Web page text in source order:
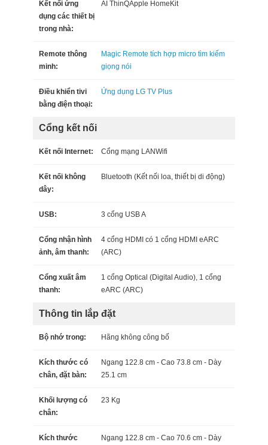
Kết nối ứng
dụng các thiết bị
trong nhà:
AI ThinQApple HomeKit
Remote thông
minh:
Magic Remote tích hợp micro tìm kiếm
giọng nói
Điều khiển tivi
bằng điện thoại:
Ứng dụng LG TV Plus
Cổng kết nối
Kết nối Internet: Cổng mạng LANWifi
Kết nối không
dây:
Bluetooth (Kết nối loa, thiết bị di động)
USB: 3 cổng USB A
Cổng nhận hình
ảnh, âm thanh:
4 cổng HDMI có 1 cổng HDMI eARC
(ARC)
Cổng xuất âm
thanh:
1 cổng Optical (Digital Audio), 1 cổng
eARC (ARC)
Thông tin lắp đặt
Bộ nhớ trong: Hãng không công bố
Kích thước có
chân, đặt bàn:
Ngang 122.8 cm - Cao 73.8 cm - Dày
25.1 cm
Khối lượng có
chân:
23 Kg
Kích thước
Ngang 122.8 cm - Cao 70.6 cm - Dày